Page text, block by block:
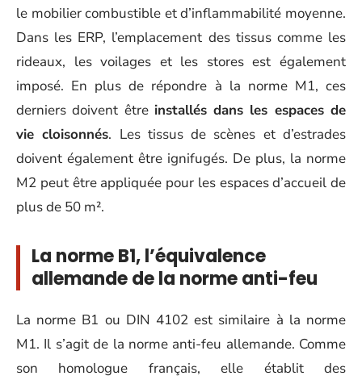
le mobilier combustible et d’inflammabilité moyenne.
Dans les ERP, l’emplacement des tissus comme les
rideaux, les voilages et les stores est également
imposé. En plus de répondre à la norme M1, ces
derniers doivent être installés dans les espaces de
vie cloisonnés. Les tissus de scènes et d’estrades
doivent également être ignifugés. De plus, la norme
M2 peut être appliquée pour les espaces d’accueil de
plus de 50 m².
La norme B1, l’équivalence
allemande de la norme anti-feu
La norme B1 ou DIN 4102 est similaire à la norme
M1. Il s’agit de la norme anti-feu allemande. Comme
son homologue français, elle établit des